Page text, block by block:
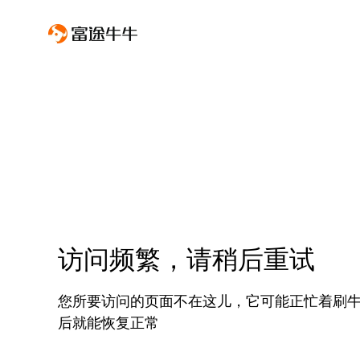
访问频繁，请稍后重试
您所要访问的页面不在这儿，它可能正忙着刷
后就能恢复正常